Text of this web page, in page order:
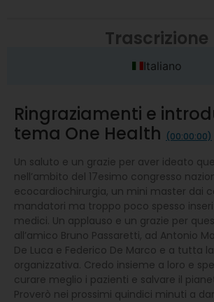
Trascrizione
Italiano
Ringraziamenti e
tema One Health (00:00:00)
Un saluto e un grazie per aver ideato
nell’ambito del 17esimo congresso
ecocardiochirurgia, un mini master dai
mandatori ma troppo poco spesso
medici. Un applauso e un grazie per
all’amico Bruno Passaretti, ad Antonio
De Luca e Federico De Marco e a tutta
organizzativa. Credo insieme a loro e
curare meglio i pazienti e salvare il
Proverò nei prossimi quindici minuti a